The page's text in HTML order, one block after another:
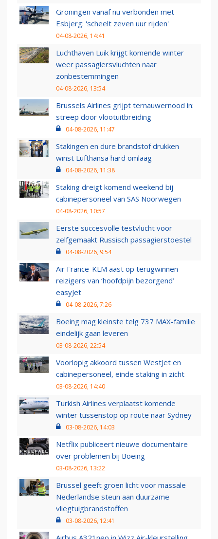
Groningen vanaf nu verbonden met
Esbjerg: 'scheelt zeven uur rijden'
04-08-2026, 14:41
Luchthaven Luik krijgt komende winter
weer passagiersvluchten naar
zonbestemmingen
04-08-2026, 13:54
Brussels Airlines grijpt ternauwernood in:
streep door vlootuitbreiding
04-08-2026, 11:47
Stakingen en dure brandstof drukken
winst Lufthansa hard omlaag
04-08-2026, 11:38
Staking dreigt komend weekend bij
cabinepersoneel van SAS Noorwegen
04-08-2026, 10:57
Eerste succesvolle testvlucht voor
zelfgemaakt Russisch passagierstoestel
04-08-2026, 9:54
Air France-KLM aast op terugwinnen
reizigers van ‘hoofdpijn bezorgend’
easyJet
04-08-2026, 7:26
Boeing mag kleinste telg 737 MAX-familie
eindelijk gaan leveren
03-08-2026, 22:54
Voorlopig akkoord tussen WestJet en
cabinepersoneel, einde staking in zicht
03-08-2026, 14:40
Turkish Airlines verplaatst komende
winter tussenstop op route naar Sydney
03-08-2026, 14:03
Netflix publiceert nieuwe documentaire
over problemen bij Boeing
03-08-2026, 13:22
Brussel geeft groen licht voor massale
Nederlandse steun aan duurzame
vliegtuigbrandstoffen
03-08-2026, 12:41